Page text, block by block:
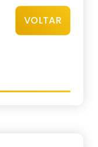
VOLTAR